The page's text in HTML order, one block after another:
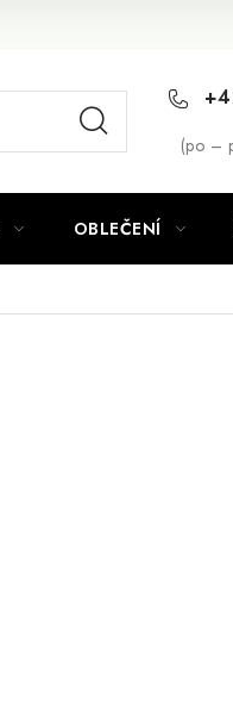
(po –
OBLEČENÍ